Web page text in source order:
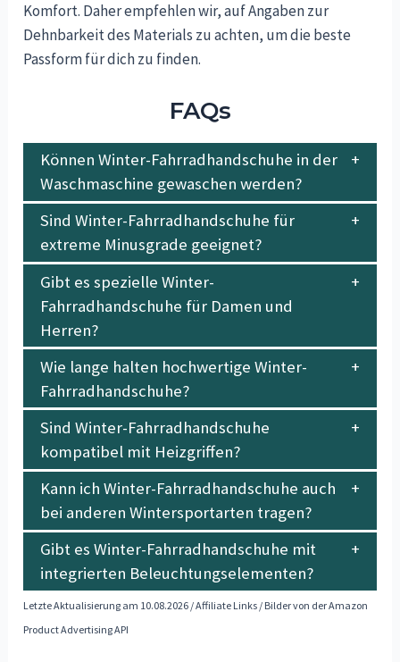
Komfort. Daher empfehlen wir, auf Angaben zur
Dehnbarkeit des Materials zu achten, um die beste
Passform für dich zu finden.
FAQs
Können Winter-Fahrradhandschuhe in der
Waschmaschine gewaschen werden?
Sind Winter-Fahrradhandschuhe für
extreme Minusgrade geeignet?
Gibt es spezielle Winter-
Fahrradhandschuhe für Damen und
Herren?
Wie lange halten hochwertige Winter-
Fahrradhandschuhe?
Sind Winter-Fahrradhandschuhe
kompatibel mit Heizgriffen?
Kann ich Winter-Fahrradhandschuhe auch
bei anderen Wintersportarten tragen?
Gibt es Winter-Fahrradhandschuhe mit
integrierten Beleuchtungselementen?
Letzte Aktualisierung am 10.08.2026 / Affiliate Links / Bilder von der Amazon
Product Advertising API